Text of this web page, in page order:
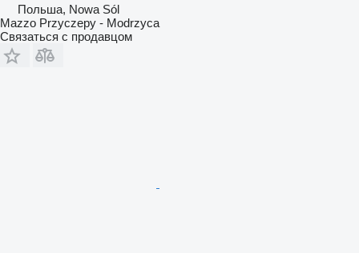
Польша, Nowa Sól
Mazzo Przyczepy - Modrzyca
Связаться с продавцом